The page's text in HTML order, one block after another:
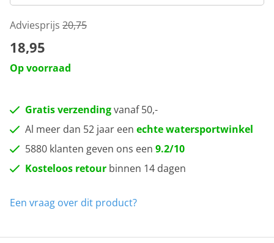
Adviesprijs 20,75
18,95
Op voorraad
Gratis verzendingvanaf 50,-
Al meer dan 52 jaar een echte watersportwinkel
5880 klanten geven ons een 9.2/10
Kosteloos retour binnen 14 dagen
Een vraag over dit product?